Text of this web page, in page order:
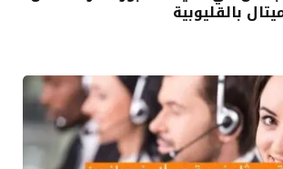
بالقليوبية